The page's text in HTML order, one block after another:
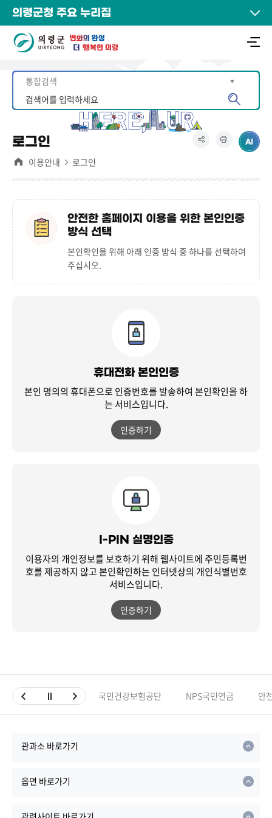
의령군청 주요 누리집
로그인
이용안내 로그인
안전한 홈페이지 이용을 위한 본인인증
방식 선택
본인확인을 위해 아래 인증 방식 중 하나를 선택하여
주십시오.
휴대전화 본인인증
본인 명의의 휴대폰으로 인증번호를 발송하여 본인확인을 하
는 서비스입니다.
인증하기
I-PIN 실명인증
이용자의 개인정보를 보호하기 위해 웹사이트에 주민등록번
호를 제공하지 않고본인확인하는 인터넷상의 개인식별번호
서비스입니다.
인증하기
국민건강보험공단 NPS국민연금 안
관과소 바로가기
읍면 바로가기